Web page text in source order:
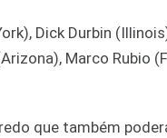
Dick Durbin
Marco Rubio
que também